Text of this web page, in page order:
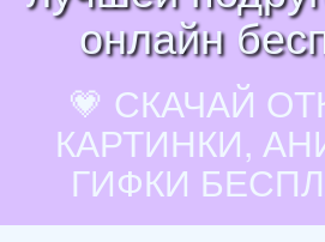
онлайн
💗 СКАЧАЙ
КАРТИНКИ,
ГИФКИ